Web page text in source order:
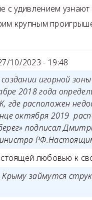
с удивлением
крупным
10/2023 - 19:48
игорной
2018 года
где расположен
октября 2019
подписал
любовью к
займутся